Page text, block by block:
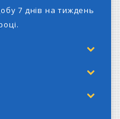
7 днів на тиждень